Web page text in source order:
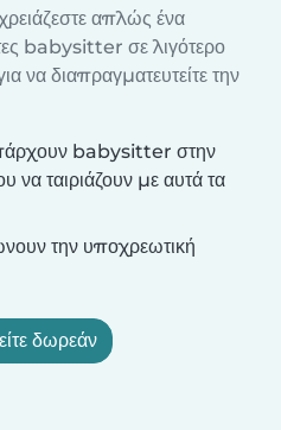
απλώς ένα
babysitter σε λιγότερο
να διαπραγματευτείτε την
babysitter στην
ταιριάζουν με αυτά τα
την υποχρεωτική
δωρεάν